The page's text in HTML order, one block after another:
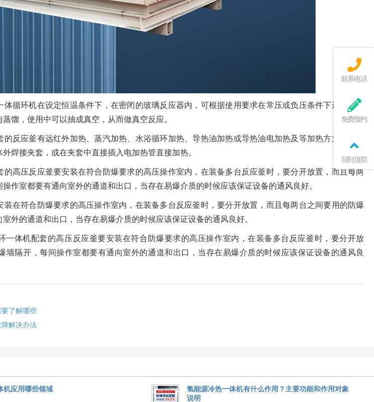
体循环机在设定恒温条件下，在密闭的玻璃反应器内，可根据使用要求在常压或负压条件下进行搅拌
馏，使用中可以抽成真空，从而做真空反应。
的反应釜有远红外加热、蒸汽加热、水浴循环加热、导热油加热或导热油电加热及等加热方式。主要
焊接夹套，或在夹套中直接插入电加热管直接加热。
的高压反应釜要安装在符合防爆要求的高压操作室内，在装备多台反应釜时，要分开放置，而且每两
作室都要有通向室外的通道和出口，当存在易爆介质的时候应该保证设备的通风良好。
装在符合防爆要求的高压操作室内，在装备多台反应釜时，要分开放置，而且每两台之间要用的防爆
外的通道和出口，当存在易爆介质的时候应该保证设备的通风良好。
一体机配套的高压反应釜要安装在符合防爆要求的高压操作室内，在装备多台反应釜时，要分开放
墙隔开，每间操作室都要有通向室外的通道和出口，当存在易爆介质的时候应该保证设备的通风良
了解哪些
解决办法
机应用哪些领域
氢能源冷热一体机有什么作用？主要功能和作用对象
说明
联系电话
免费预约
回到顶部